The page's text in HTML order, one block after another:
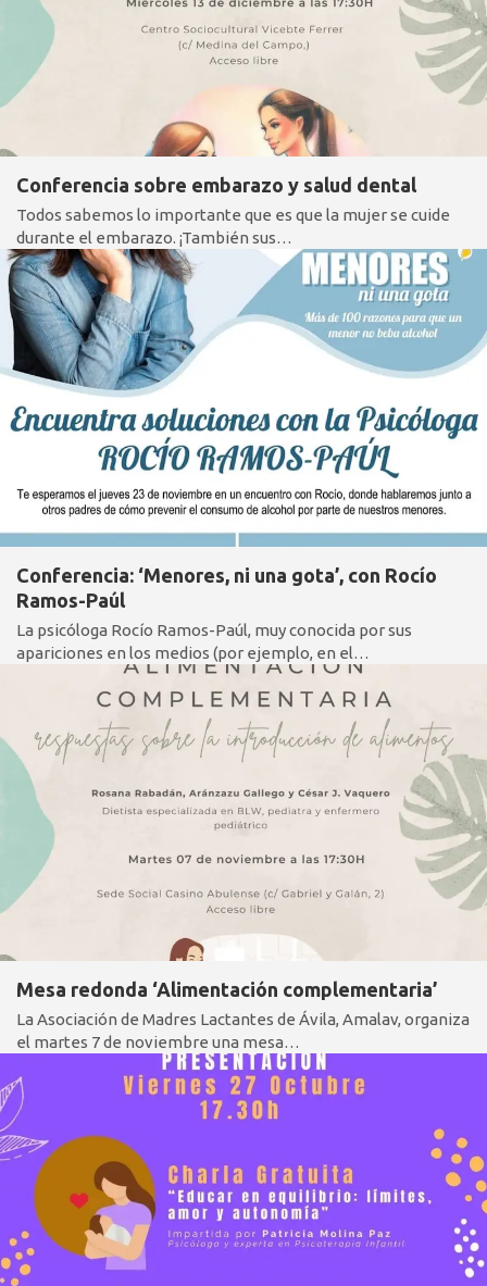
Conferencia sobre embarazo y salud dental
Todos sabemos lo importante que es que la mujer se cuide
durante el embarazo. ¡También sus…
Conferencia: ‘Menores, ni una gota’, con Rocío
Ramos-Paúl
La psicóloga Rocío Ramos-Paúl, muy conocida por sus
apariciones en los medios (por ejemplo, en el…
Mesa redonda ‘Alimentación complementaria’
La Asociación de Madres Lactantes de Ávila, Amalav, organiza
el martes 7 de noviembre una mesa…